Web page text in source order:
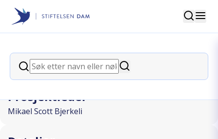
Stiftelsen Dam
Søk
Søk
Søk
back
Trygg i eget utrykk
Prosjektleder
Mikael Scott Bjerkeli